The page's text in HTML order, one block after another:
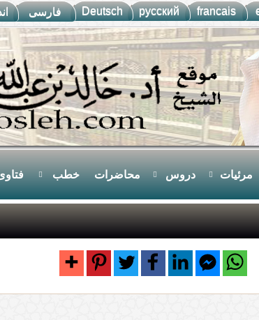
francais
русский
Deutsch فارسى
مرئيات دروس محاضرات خطب